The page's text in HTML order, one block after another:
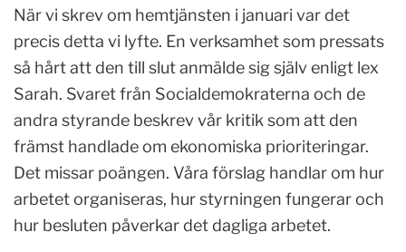
När vi skrev om hemtjänsten i januari var det
precis detta vi lyfte. En verksamhet som pressats
så hårt att den till slut anmälde sig själv enligt lex
Sarah. Svaret från Socialdemokraterna och de
andra styrande beskrev vår kritik som att den
främst handlade om ekonomiska prioriteringar.
Det missar poängen. Våra förslag handlar om hur
arbetet organiseras, hur styrningen fungerar och
hur besluten påverkar det dagliga arbetet.